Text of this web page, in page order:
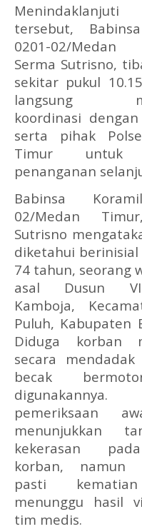
tersebut,
0201-02/
Serma Sutrisno,
sekitar pukul
langsung
koordinasi
serta pihak
Timur untuk
penanganan
Babinsa
02/Medan
Sutrisno
diketahui berinisial
74 tahun, seorang
asal Dusun
Kamboja,
Puluh, Kabupaten
Diduga korban
secara
becak
pemeriksaan
menunjukkan
kekerasan
korban, namun
pasti
menunggu hasil
tim medis.